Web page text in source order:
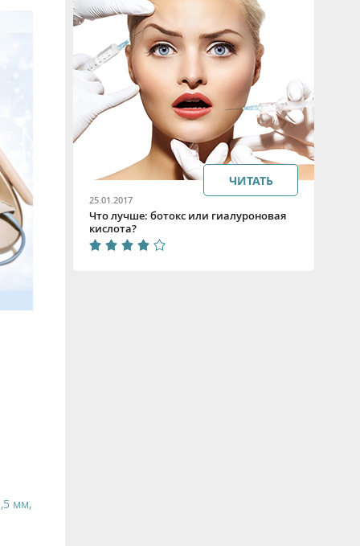
мм,
25.01.2017
Что лучше: ботокс или гиалуроновая
кислота?
ЧИТАТЬ